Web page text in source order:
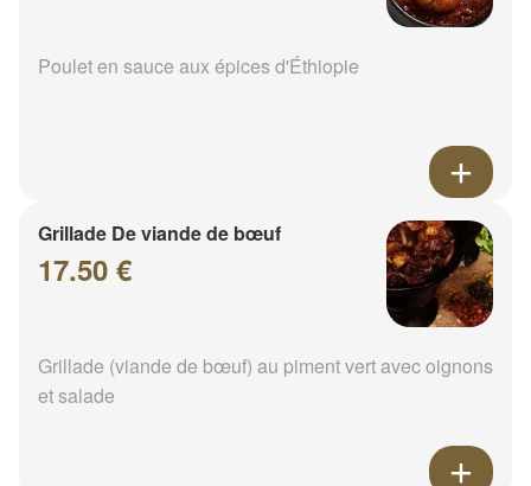
Poulet en sauce aux épices d'Éthiopie
Grillade De viande de bœuf
17.50 €
Grillade (viande de bœuf) au piment vert avec oignons
et salade